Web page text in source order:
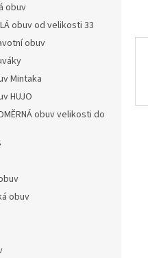
obuv
obuv od velikosti 33
obuv
Mintaka
HUJO
obuv velikosti do
obuv